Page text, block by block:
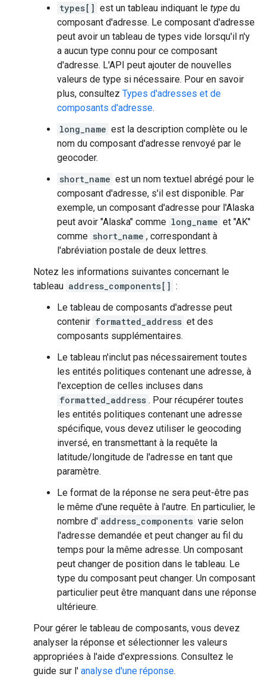
types[] est un tableau indiquant le type du
composant d'adresse. Le composant d'adresse
peut avoir un tableau de types vide lorsqu'il n'y
a aucun type connu pour ce composant
d'adresse. L'API peut ajouter de nouvelles
valeurs de type si nécessaire. Pour en savoir
plus, consultez Types d'adresses et de
composants d'adresse.
long_name est la description complète ou le
nom du composant d'adresse renvoyé par le
geocoder.
short_name est un nom textuel abrégé pour le
composant d'adresse, s'il est disponible. Par
exemple, un composant d'adresse pour l'Alaska
peut avoir "Alaska" comme long_name et "AK"
comme short_name , correspondant à
l'abréviation postale de deux lettres.
Notez les informations suivantes concernant le
tableau address_components[] :
Le tableau de composants d'adresse peut
contenir formatted_address et des
composants supplémentaires.
Le tableau n'inclut pas nécessairement toutes
les entités politiques contenant une adresse, à
l'exception de celles incluses dans
formatted_address . Pour récupérer toutes
les entités politiques contenant une adresse
spécifique, vous devez utiliser le geocoding
inversé, en transmettant à la requête la
latitude/longitude de l'adresse en tant que
paramètre.
Le format de la réponse ne sera peut-être pas
le même d'une requête à l'autre. En particulier, le
nombre d' address_components varie selon
l'adresse demandée et peut changer au fil du
temps pour la même adresse. Un composant
peut changer de position dans le tableau. Le
type du composant peut changer. Un composant
particulier peut être manquant dans une réponse
ultérieure.
Pour gérer le tableau de composants, vous devez
analyser la réponse et sélectionner les valeurs
appropriées à l'aide d'expressions. Consultez le
guide sur l' analyse d'une réponse.